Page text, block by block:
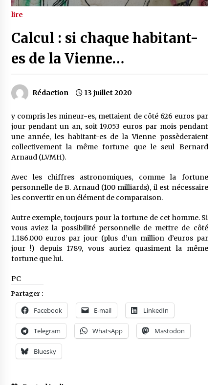
lire
Calcul : si chaque habitant-
es de la Vienne…
Rédaction 13 juillet 2020
y compris les mineur-es, mettaient de côté 626 euros par
jour pendant un an, soit 19.053 euros par mois pendant
une année, les habitant-es de la Vienne possèderaient
collectivement la même fortune que le seul Bernard
Arnaud (LVMH).
Avec les chiffres astronomiques, comme la fortune
personnelle de B. Arnaud (100 milliards), il est nécessaire
les convertir en un élément de comparaison.
Autre exemple, toujours pour la fortune de cet homme. Si
vous aviez la possibilité personnelle de mettre de côté
1.186.000 euros par jour (plus d’un million d’euros par
jour !) depuis 1789, vous auriez quasiment la même
fortune que lui.
PC
Partager :
Facebook E-mail LinkedIn
Telegram WhatsApp Mastodon
Bluesky